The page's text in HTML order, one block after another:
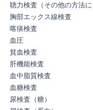
聴力検査（その他の方法に
胸部エックス線検査
喀痰検査
血圧
貧血検査
肝機能検査
血中脂質検査
血糖検査
尿検査（糖）